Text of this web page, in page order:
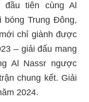
tiên cùng Al
bóng Trung Đông,
chỉ giành được
– giải đấu mang
Al Nassr ngược
chung kết. Giải
2024.